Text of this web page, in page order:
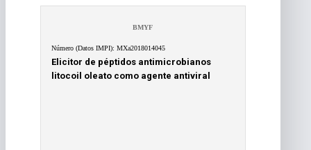
BMYF
Número (Datos IMPI): MXa2018014045
Elicitor de péptidos antimicrobianos
litocoil oleato como agente antiviral